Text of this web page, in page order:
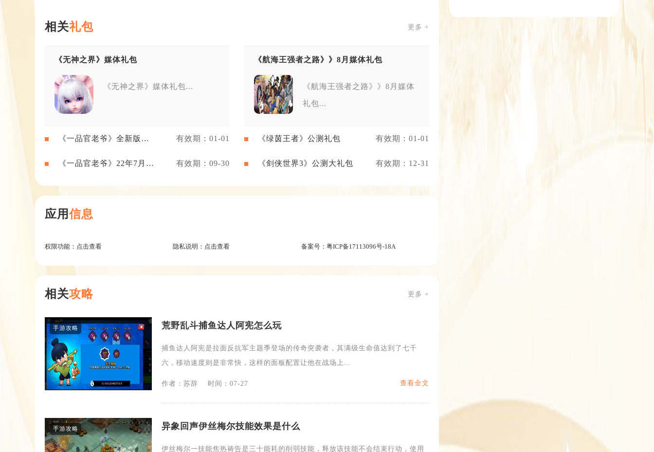
相关礼包 更多 +
《无神之界》媒体礼包
《无神之界》媒体礼包...
《航海王强者之路》》8月媒体礼包
《航海王强者之路》》8月媒体
礼包...
《一品官老爷》全新版本
有效期：01-01 《绿茵王者》公测礼包 有效期：01-01
《一品官老爷》22年7月新
有效期：09-30 《剑侠世界3》公测大礼包 有效期：12-31
应用信息
权限功能： 点击查看 隐私说明： 点击查看 备案号： 粤ICP备17113096号-18A
相关攻略 更多 +
手游攻略 荒野乱斗捕鱼达人阿宪怎么玩
捕鱼达人阿宪是拉面反抗军主题季登场的传奇突袭者，其满级生命值达到了七千
六，移动速度则是非常快，这样的面板配置让他在战场上...
作者：苏辞 时间：07-27 查看全文
手游攻略 异象回声​伊丝梅尔技能效果是什么
伊丝梅尔一技能焦热祷告是三十能耗的削弱技能，释放该技能不会结束行动，使用